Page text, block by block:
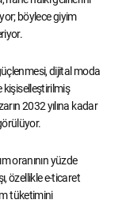
böylece giyim
dijital moda
kişiselleştirilmiş
2032 yılına kadar
oranının yüzde
özellikle e-ticaret
tüketimini